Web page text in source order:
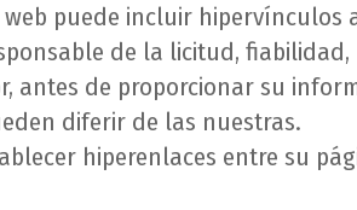
puede incluir
de la licitud,
de proporcionar su
diferir de las nuestras.
hiperenlaces entre su